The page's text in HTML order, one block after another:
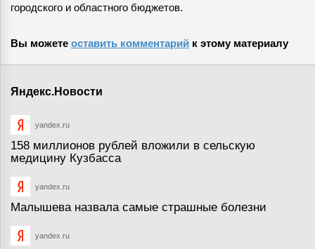
городского и областного бюджетов.
Вы можете оставить комментарий к этому материалу
Яндекс.Новости
yandex.ru
158 миллионов рублей вложили в сельскую
медицину Кузбасса
yandex.ru
Малышева назвала самые страшные болезни
yandex.ru